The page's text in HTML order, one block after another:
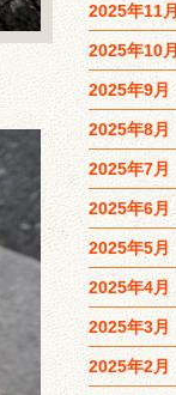
2025年11月
2025年10月
2025年9月
2025年8月
2025年7月
2025年6月
2025年5月
2025年4月
2025年3月
2025年2月